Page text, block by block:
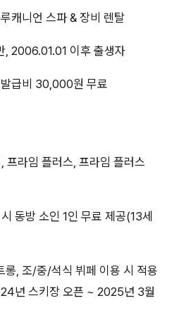
캐니언 스파 & 장비 렌탈
, 2006.01.01 이후 출생자
급비 30,000원 무료
프라임 플러스, 프라임 플러스
동방 소인 1인 무료 제공(13세
롱, 조/중/석식 뷔페 이용 시 적용
년 스키장 오픈 ~ 2025년 3월